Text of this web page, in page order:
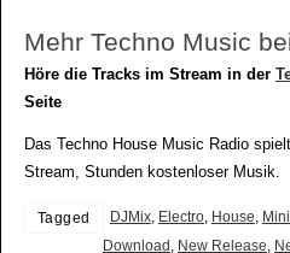
Mehr Techno Music
Höre die Tracks im Stream in der
Seite
Das Techno House Music Radio
Stream, Stunden kostenloser Musik.
Tagged DJMix, Electro, House,
Download, New Release,